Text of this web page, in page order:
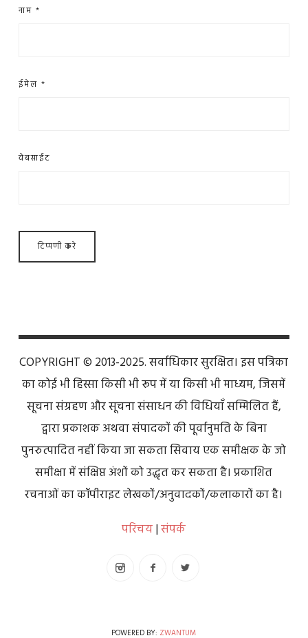
नाम *
ईमेल *
वेबसाईट
COPYRIGHT © 2013-2025. सर्वाधिकार सुरक्षित। इस पत्रिका
का कोई भी हिस्सा किसी भी रूप में या किसी भी माध्यम, जिसमें
सूचना संग्रहण और सूचना संसाधन की विधियाँ सम्मिलित हैं,
द्वारा प्रकाशक अथवा संपादकों की पूर्वानुमति के बिना
पुनरुत्पादित नहीं किया जा सकता सिवाय एक समीक्षक के जो
समीक्षा में संक्षिप्त अंशों को उद्धृत कर सकता है। प्रकाशित
रचनाओं का कॉपीराइट लेखकों/अनुवादकों/कलाकारों का है।
परिचय|संपर्क
POWERED BY: ZWANTUM